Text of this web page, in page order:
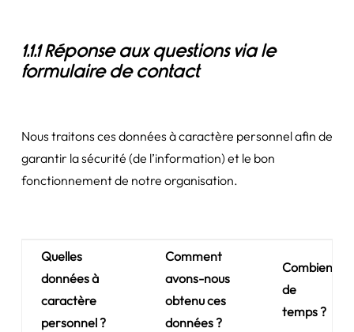
1.1.1 Réponse aux questions via le
formulaire de contact
Nous traitons ces données à caractère personnel afin de
garantir la sécurité (de l’information) et le bon
fonctionnement de notre organisation.
Quelles
données à
caractère
personnel ?
Comment
avons-nous
obtenu ces
données ?
Combien
de
temps ?